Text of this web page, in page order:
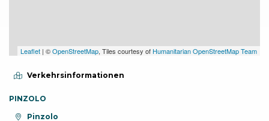
Leaflet | ©OpenStreetMap, Tiles courtesy of Humanitarian OpenStreetMap Team
Verkehrsinformationen
PINZOLO
aria.location:
Pinzolo